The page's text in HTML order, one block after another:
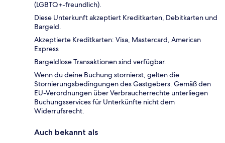
(LGBTQ+-freundlich).
Diese Unterkunft akzeptiert Kreditkarten, Debitkarten und
Bargeld.
Akzeptierte Kreditkarten: Visa, Mastercard, American
Express
Bargeldlose Transaktionen sind verfügbar.
Wenn du deine Buchung stornierst, gelten die
Stornierungsbedingungen des Gastgebers. Gemäß den
EU-Verordnungen über Verbraucherrechte unterliegen
Buchungsservices für Unterkünfte nicht dem
Widerrufsrecht.
Auch bekannt als